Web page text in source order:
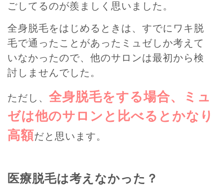
ごしてるのが羨ましく思いました。
全身脱毛をはじめるときは、すでにワキ脱
毛で通ったことがあったミュゼしか考えて
いなかったので、他のサロンは最初から検
討しませんでした。
ただし、 全身脱毛をする場合、ミュ
ゼは他のサロンと比べるとかなり
高額だと思います。
医療脱毛は考えなかった？